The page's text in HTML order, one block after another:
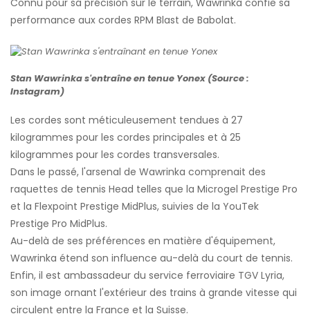
performance aux cordes RPM Blast de Babolat.
Stan Wawrinka s'entraîne en tenue Yonex (Source :
Instagram)
Les cordes sont méticuleusement tendues à 27
kilogrammes pour les cordes principales et à 25
kilogrammes pour les cordes transversales.
Dans le passé, l'arsenal de Wawrinka comprenait des
raquettes de tennis Head telles que la Microgel Prestige Pro
et la Flexpoint Prestige MidPlus, suivies de la YouTek
Prestige Pro MidPlus.
Au-delà de ses préférences en matière d'équipement,
Wawrinka étend son influence au-delà du court de tennis.
Enfin, il est ambassadeur du service ferroviaire TGV Lyria,
son image ornant l'extérieur des trains à grande vitesse qui
circulent entre la France et la Suisse.